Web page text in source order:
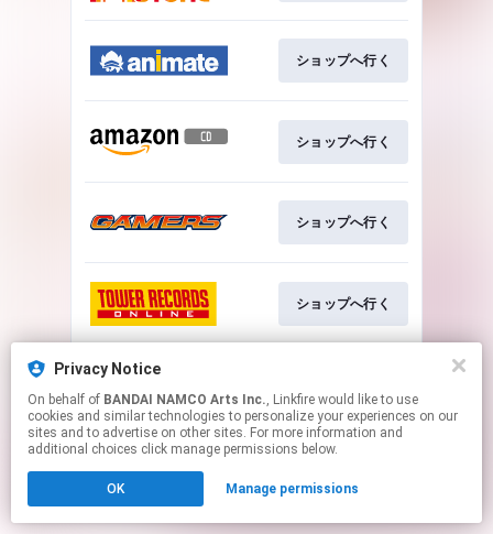
Privacy Notice
On behalf of BANDAI NAMCO Arts Inc., Linkfire would like to use
cookies and similar technologies to personalize your experiences on our
sites and to advertise on other sites. For more information and
additional choices click manage permissions below.
OK Manage permissions
ショップへ行く
ショップへ行く
ショップへ行く
ショップへ行く
This page may contain affiliate links.
to manage your permissions.